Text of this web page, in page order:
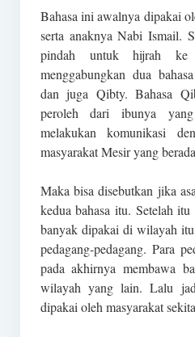
Bahasa ini awalnya dipakai
serta anaknya Nabi Ismail.
pindah untuk hijrah
menggabungkan dua
dan juga Qibty. Bahasa
peroleh dari ibunya
melakukan komunikasi
masyarakat Mesir yang
Maka bisa disebutkan jika
kedua bahasa itu. Setelah
banyak dipakai di wilayah
pedagang-pedagang. Para
pada akhirnya membawa
wilayah yang lain. Lalu
dipakai oleh masyarakat